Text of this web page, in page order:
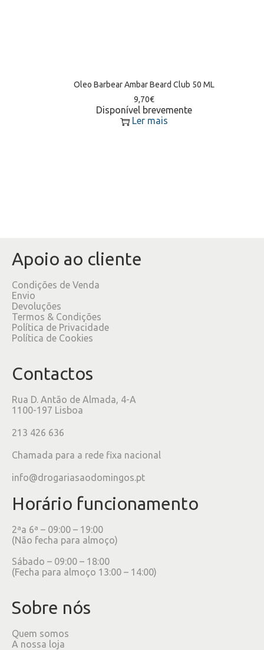
Oleo Barbear Ambar Beard Club 50 ML
9,70€
Disponível brevemente
Ler mais
Apoio ao cliente
Condições de Venda
Envio
Devoluções
Termos & Condições
Política de Privacidade
Política de Cookies
Contactos
Rua D. Antão de Almada, 4-A
1100-197 Lisboa
213 426 636
Chamada para a rede fixa nacional
info@drogariasaodomingos.pt
Horário funcionamento
2ªa 6ª – 09:00 – 19:00
(Não fecha para almoço)
Sábado – 09:00 – 18:00
(Fecha para almoço 13:00 – 14:00)
Sobre nós
Quem somos
A nossa loja